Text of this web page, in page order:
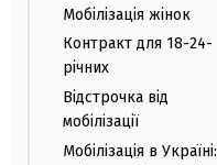
Мобілізація жінок
Контракт для 18-24-
річних
Відстрочка від
мобілізації
Мобілізація в Україні: